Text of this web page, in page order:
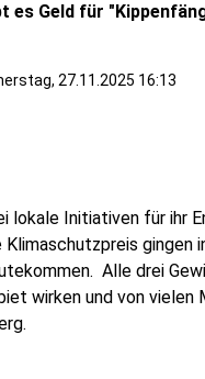
es Geld für
27.11.2025 16:13
lokale Initiativen für ihr
gingen
Alle drei
wirken und von vielen